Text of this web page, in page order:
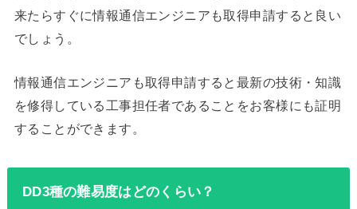
来たらすぐに情報通信エンジニアも取得申請すると良い
でしょう。
情報通信エンジニアも取得申請すると最新の技術・知識
を修得している工事担任者であることをお客様にも証明
することができます。
DD3種の難易度はどのくらい？